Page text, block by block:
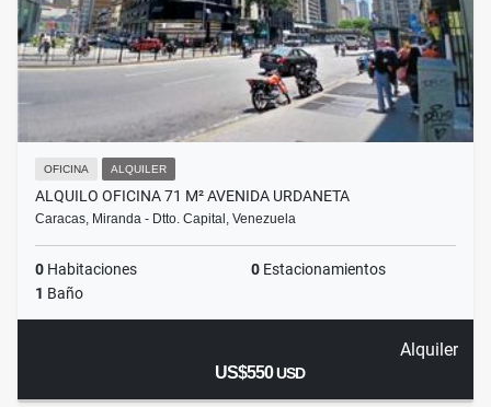
OFICINA ALQUILER
ALQUILO OFICINA 71 M² AVENIDA URDANETA
Caracas, Miranda - Dtto. Capital, Venezuela
0 Habitaciones 0 Estacionamientos
1 Baño
Alquiler
US$550USD